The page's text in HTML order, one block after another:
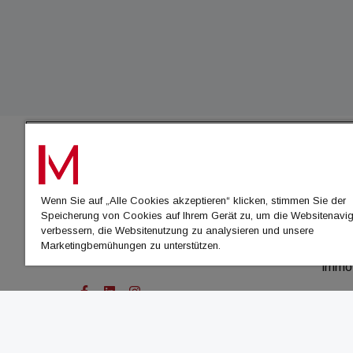
Wenn Sie auf „Alle Cookies akzeptieren“ klicken, stimmen Sie der
Speicherung von Cookies auf Ihrem Gerät zu, um die
verbessern, die Websitenutzung zu analysieren und unsere
Marketingbemühungen zu unterstützen.